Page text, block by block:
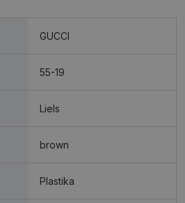
GUCCI
55-19
Liels
brown
Plastika